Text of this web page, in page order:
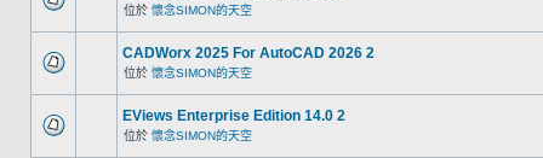
位於 懷念SIMON的天空
CADWorx 2025 For AutoCAD 2026 2
位於 懷念SIMON的天空
EViews Enterprise Edition 14.0 2
位於 懷念SIMON的天空